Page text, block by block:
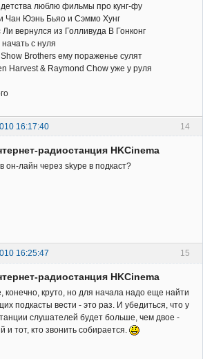
детства люблю фильмы про кунг-фу
Чан Юэнь Бьяо и Сэммо Хунг
вернулся из Голливуда В Гонконг
с нуля
Brothers ему пораженье сулят
Harvest & Raymond Chow уже у руля
14
16:17:40
радиостанция HKCinema
он-лайн через skype в подкаст?
15
16:25:47
радиостанция HKCinema
конечно, круто, но для начала надо еще найти
подкасты вести - это раз. И убедиться, что у
слушателей будет больше, чем двое -
и тот, кто звонить собирается.